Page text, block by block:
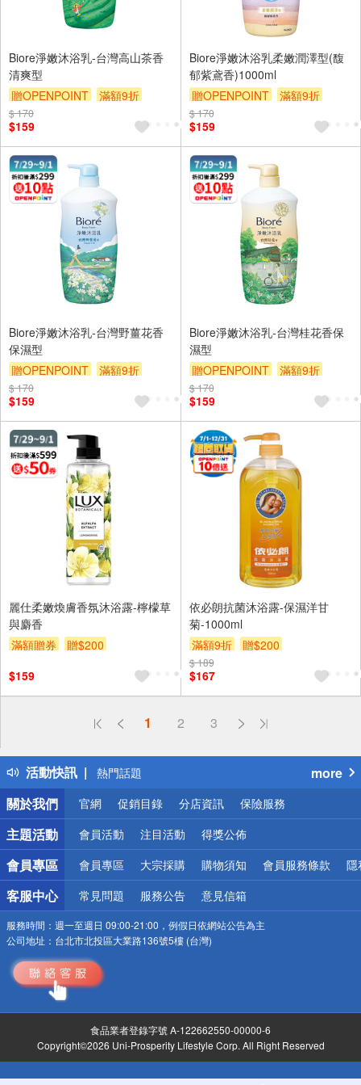
Biore淨嫩沐浴乳-台灣高山茶香
清爽型
贈OPENPOINT
滿額9折
贈$200
$ 170
$159
Biore淨嫩沐浴乳柔嫩潤澤型(馥
郁紫鳶香)1000ml
贈OPENPOINT
滿額9折
贈$200
$ 170
$159
Biore淨嫩沐浴乳-台灣野薑花香
保濕型
贈OPENPOINT
滿額9折
贈$200
$ 170
$159
Biore淨嫩沐浴乳-台灣桂花香保
濕型
贈OPENPOINT
滿額9折
贈$200
$ 170
$159
麗仕柔嫩煥膚香氛沐浴露-檸檬草
與麝香
滿額贈券
贈$200
$159
依必朗抗菌沐浴露-保濕洋甘
菊-1000ml
滿額9折
贈$200
$ 189
$167
1 2 3
活動快訊
偏遠地區配送
得獎公告
熱門話題
銀行優惠
偏遠地區配送
詐騙網頁！請小心！
more
關於我們
官網 促銷目錄 分店資訊 保險服務
主題活動 會員活動 注目活動 得獎公佈
會員專區 會員專區 大宗採購 購物須知 會員服務條款 隱
客服中心 常見問題 服務公告 意見信箱
服務時間： 週一至週日 09:00-21:00，例假日依網站公告為主
公司地址： 台北市北投區大業路136號5樓 (台灣)
食品業者登錄字號 A-122662550-00000-6
Copyright©2026 Uni-Prosperity Lifestyle Corp. All Right Reserved